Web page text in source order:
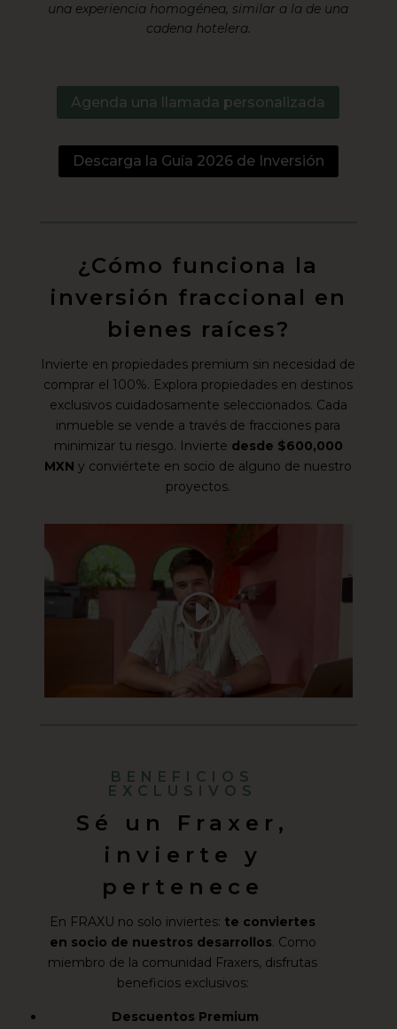
una experiencia homogénea, similar a la de una
cadena hotelera.
Agenda una llamada personalizada
Descarga la Guía 2026 de Inversión
¿Cómo funciona la
inversión fraccional en
bienes raíces?
Invierte en propiedades premium sin necesidad de
comprar el 100%. Explora propiedades en destinos
exclusivos cuidadosamente seleccionados. Cada
inmueble se vende a través de fracciones para
minimizar tu riesgo. Invierte desde $600,000
MXN y conviértete en socio de alguno de nuestro
proyectos.
BENEFICIOS
EXCLUSIVOS
Sé un Fraxer,
invierte y
pertenece
En FRAXU no solo inviertes: te conviertes
en socio de nuestros desarrollos. Como
miembro de la comunidad Fraxers, disfrutas
beneficios exclusivos:
Descuentos Premium